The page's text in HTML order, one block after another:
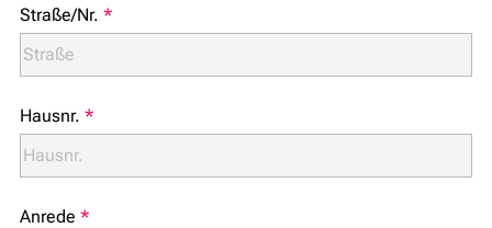
Straße/Nr. *
Hausnr. *
Anrede *